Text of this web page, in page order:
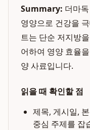
Summary: 더마
영양으로 건강을
트는 단순 저지방
어하여 영양 효율
양 사료입니다.
읽을 때 확인할 점
제목, 게시일,
중심 주제를 잡